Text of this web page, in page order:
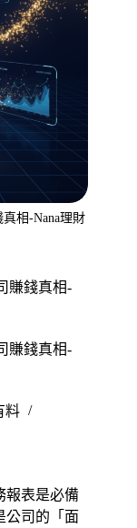
相-Nana理財
賺錢真相-
賺錢真相-
料
報表是必備
公司的「面